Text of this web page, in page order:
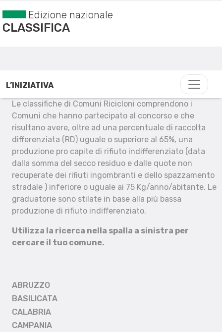
Edizione nazionale
CLASSIFICA
L’INIZIATIVA
Le classifiche di Comuni Ricicloni comprendono i
Comuni che hanno partecipato al concorso e che
risultano avere, oltre ad una percentuale di raccolta
differenziata (RD) uguale o superiore al 65%, una
produzione pro capite di rifiuto indifferenziato (data
dalla somma del secco residuo e dalle quote non
recuperate dei rifiuti ingombranti e dello spazzamento
stradale ) inferiore o uguale ai 75 Kg/anno/abitante. Le
graduatorie sono stilate in base alla più bassa
produzione di rifiuto indifferenziato.
Utilizza la ricerca nella spalla a sinistra per
cercare il tuo comune.
ABRUZZO
BASILICATA
CALABRIA
CAMPANIA